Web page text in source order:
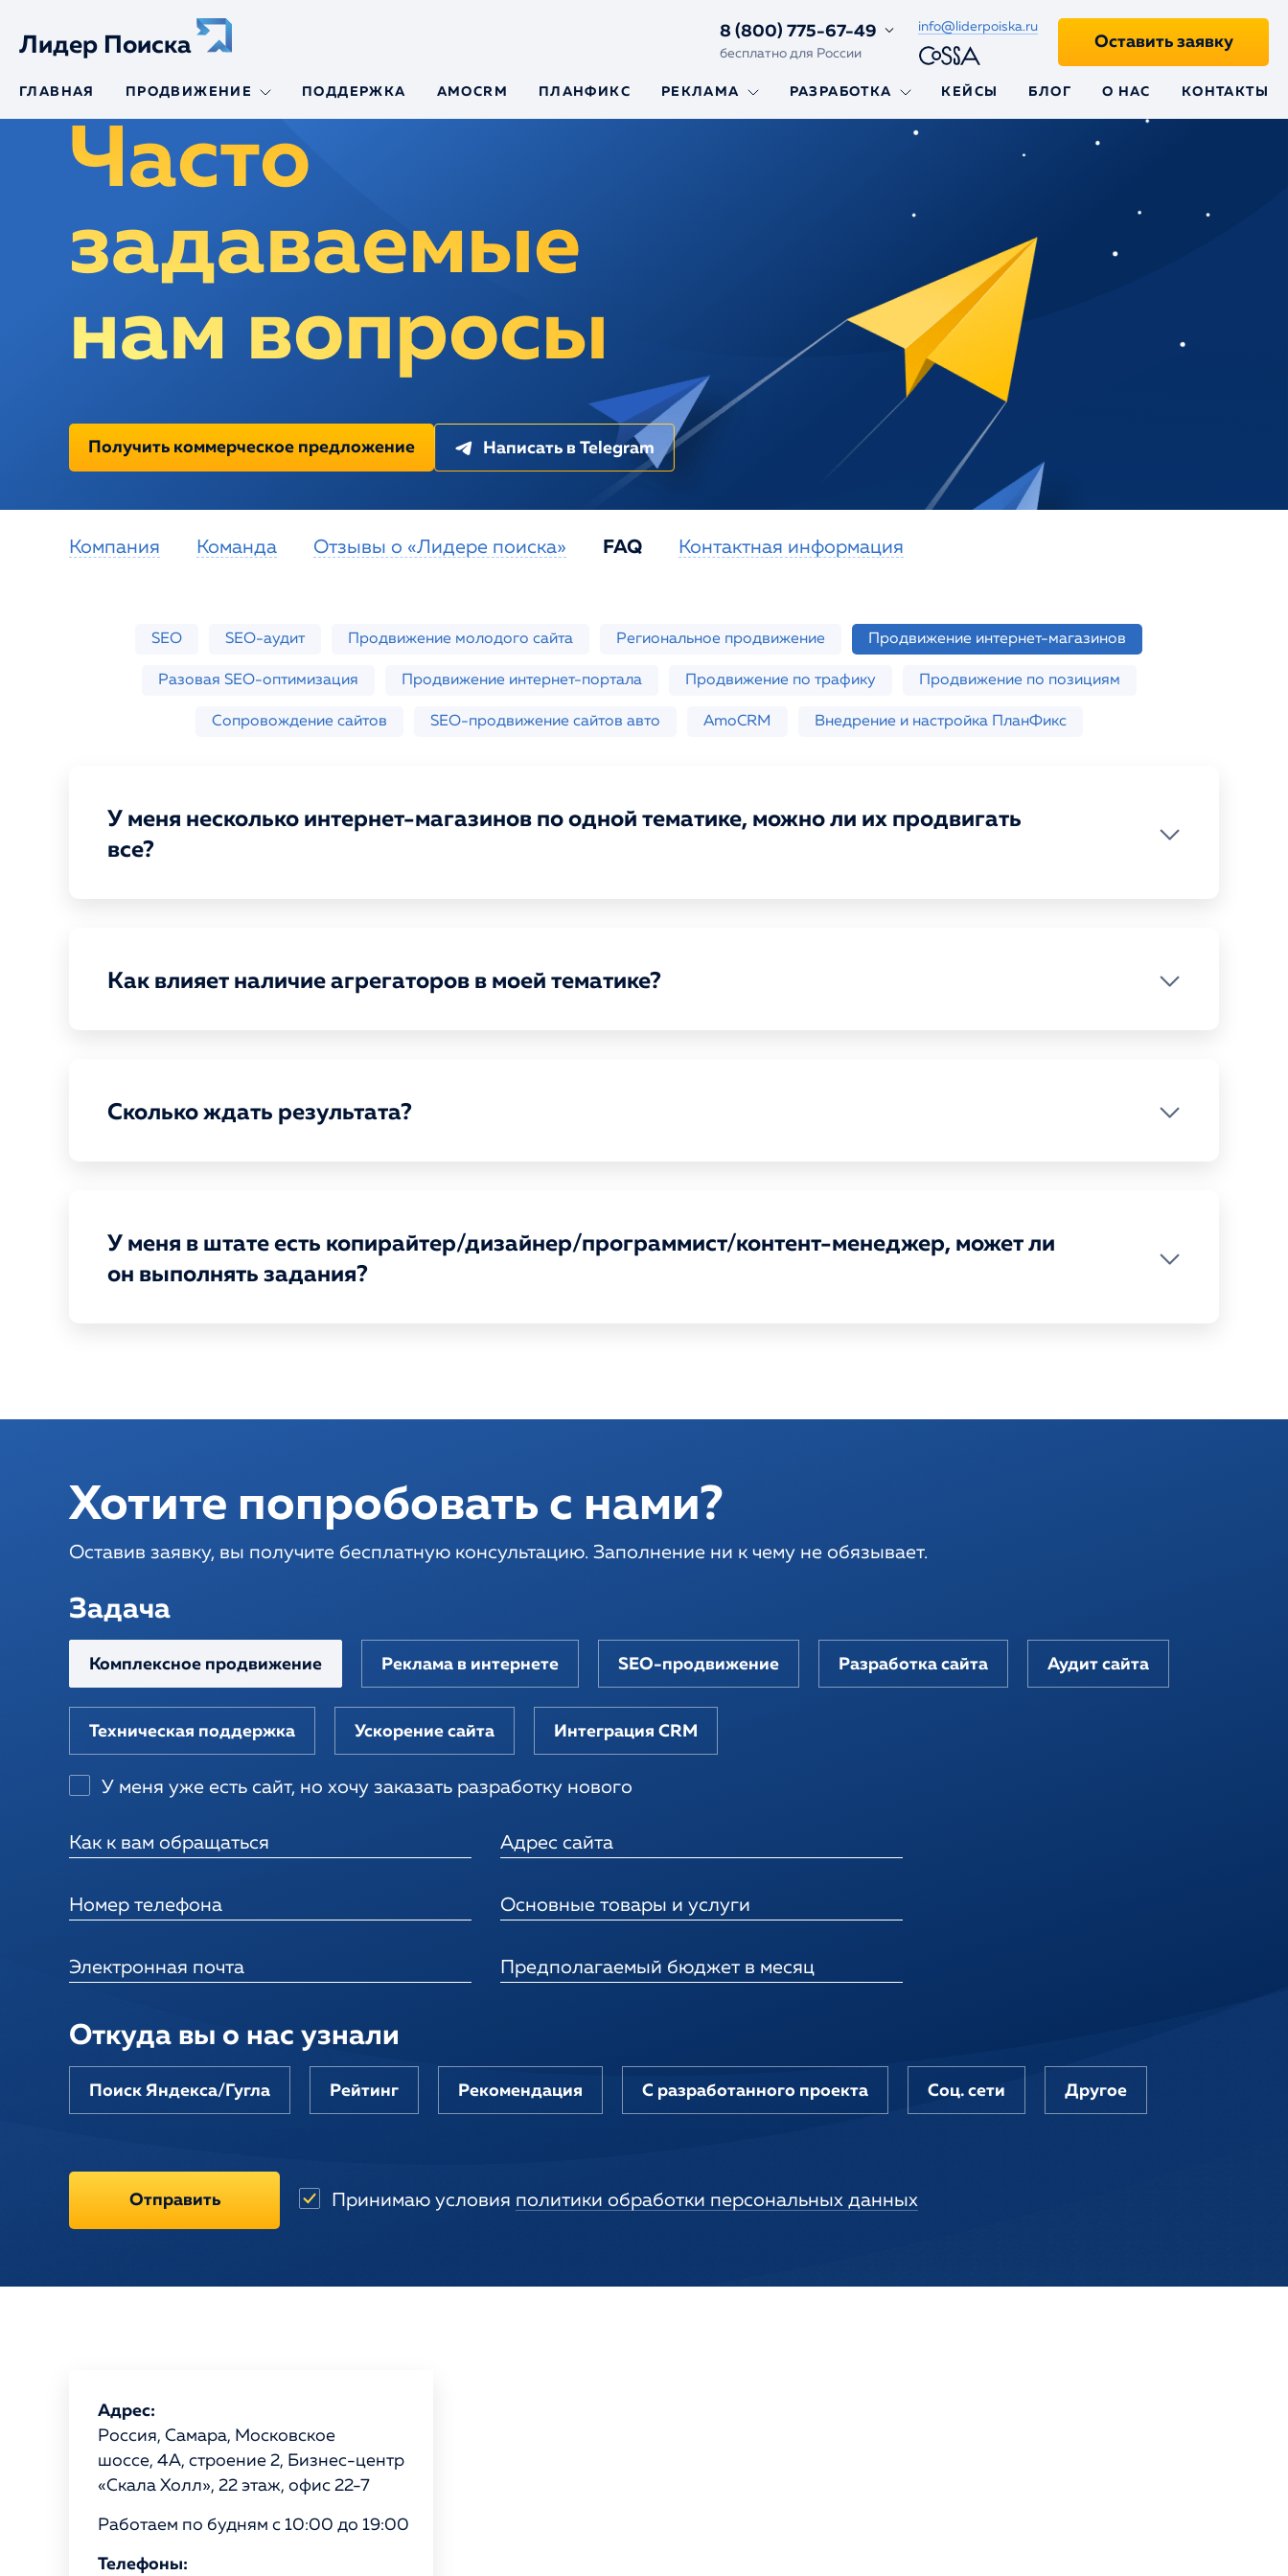
Лидер Поиска
8 (800) 775-67-49
бесплатно для России
info@liderpoiska.ru
ГЛАВНАЯ ПРОДВИЖЕНИЕ
SEO-продвижение
сайтов авто
по трафику
Продвижение по
позициям
Региональное
продвижение
Интернет-портал
Разовое SEO
Портфолио
ПОДДЕРЖКА AMOCRM ПЛАНФИКС РЕКЛАМА РАЗРАБОТКА КЕЙСЫ БЛОГ О НАС КОНТАКТЫ
Оставить заявку
Часто
задаваемые
нам вопросы
Получить коммерческое предложение Написать в Telegram
Компания Команда Отзывы о «Лидере поиска» FAQ Контактная информация
SEO SEO-аудит Продвижение молодого сайта Региональное продвижение Продвижение интернет-магазинов
Разовая SEO-оптимизация Продвижение интернет-портала Продвижение по трафику Продвижение по позициям
Сопровождение сайтов SEO-продвижение сайтов авто AmoCRM Внедрение и настройка ПланФикс
У меня несколько интернет-магазинов по одной тематике, можно ли их продвигать
все?
Как влияет наличие агрегаторов в моей тематике?
Сколько ждать результата?
У меня в штате есть копирайтер/дизайнер/программист/контент-менеджер, может ли
он выполнять задания?
Хотите попробовать с нами?
Оставив заявку, вы получите бесплатную консультацию. Заполнение ни к чему не обязывает.
Задача
Комплексное продвижение Реклама в интернете SEO-продвижение Разработка сайта Аудит сайта
Техническая поддержка Ускорение сайта Интеграция CRM
У меня уже есть сайт, но хочу заказать разработку нового
Как к вам обращаться
Номер телефона
Электронная почта
Адрес сайта
Основные товары и услуги
Предполагаемый бюджет в месяц
Откуда вы о нас узнали
Поиск Яндекса/Гугла Рейтинг Рекомендация С разработанного проекта Соц. сети Другое
Отправить Принимаю условия политики обработки персональных данных
Адрес:
Россия, Самара, Московское
шоссе, 4А, строение 2, Бизнес-центр
«Скала Холл», 22 этаж, офис 22-7
Работаем по будням с 10:00 до 19:00
Телефоны: